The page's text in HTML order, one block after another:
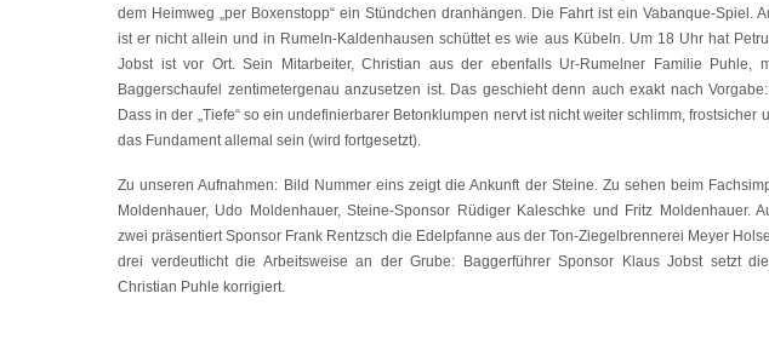
dem Heimweg „per Boxenstopp“ ein Stündchen dranhängen. Die Fahrt ist ein Vabanque-Spiel.
ist er nicht allein und in Rumeln-Kaldenhausen schüttet es wie aus Kübeln. Um 18 Uhr hat
Jobst ist vor Ort. Sein Mitarbeiter, Christian aus der ebenfalls Ur-Rumelner Familie Puhle,
Baggerschaufel zentimetergenau anzusetzen ist. Das geschieht denn auch exakt nach
Dass in der „Tiefe“ so ein undefinierbarer Betonklumpen nervt ist nicht weiter schlimm, frostsicher
das Fundament allemal sein (wird fortgesetzt).
Zu unseren Aufnahmen: Bild Nummer eins zeigt die Ankunft der Steine. Zu sehen beim
Moldenhauer, Udo Moldenhauer, Steine-Sponsor Rüdiger Kaleschke und Fritz Moldenhauer.
zwei präsentiert Sponsor Frank Rentzsch die Edelpfanne aus der Ton-Ziegelbrennerei Meyer
drei verdeutlicht die Arbeitsweise an der Grube: Baggerführer Sponsor Klaus Jobst setzt
Christian Puhle korrigiert.